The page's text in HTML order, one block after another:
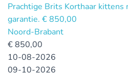
Prachtige Brits Korthaar kittens
garantie. € 850,00
Noord-Brabant
€850,00
10-08-2026
09-10-2026